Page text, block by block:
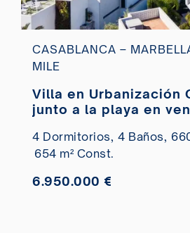
CASABLANCA –
MILE
Villa en Urbanización
junto a la playa en
4 Dormitorios, 4 Baños,
654 m² Const.
6.950.000 €